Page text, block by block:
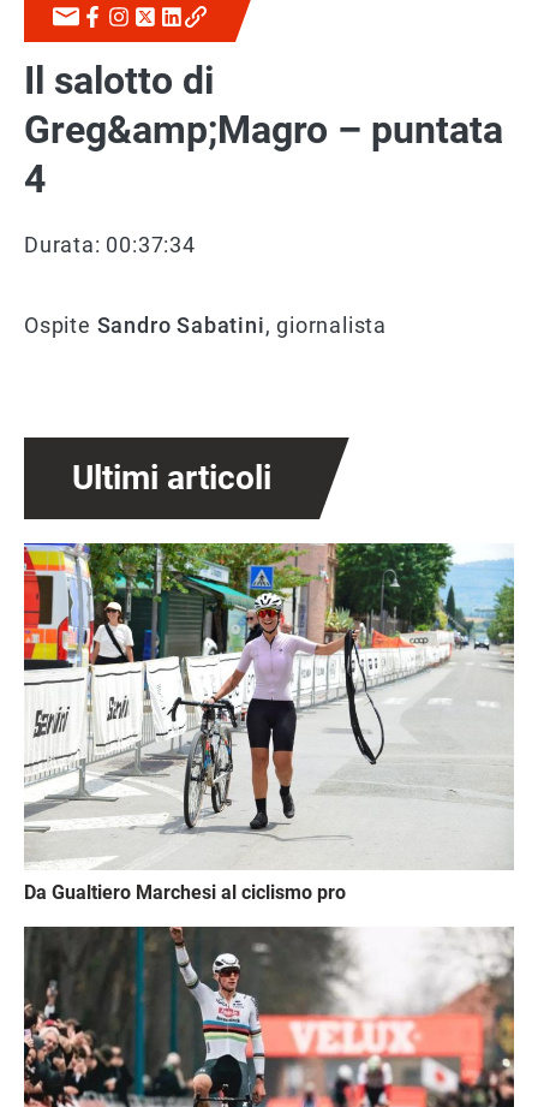
Il salotto di
Greg&amp;Magro – puntata
4
Durata: 00:37:34
Ospite Sandro Sabatini, giornalista
Ultimi articoli
Immagine
Da Gualtiero Marchesi al ciclismo pro